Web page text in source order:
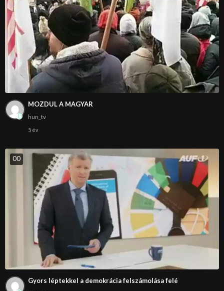
MOZDUL A MAGYAR
hun_tv
5 év
00
Gyors léptekkel a demokrácia felszámolása felé